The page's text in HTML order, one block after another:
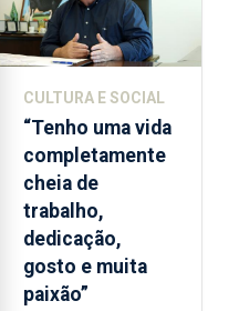
CULTURA E SOCIAL
“Tenho uma vida
completamente
cheia de
trabalho,
dedicação,
gosto e muita
paixão”